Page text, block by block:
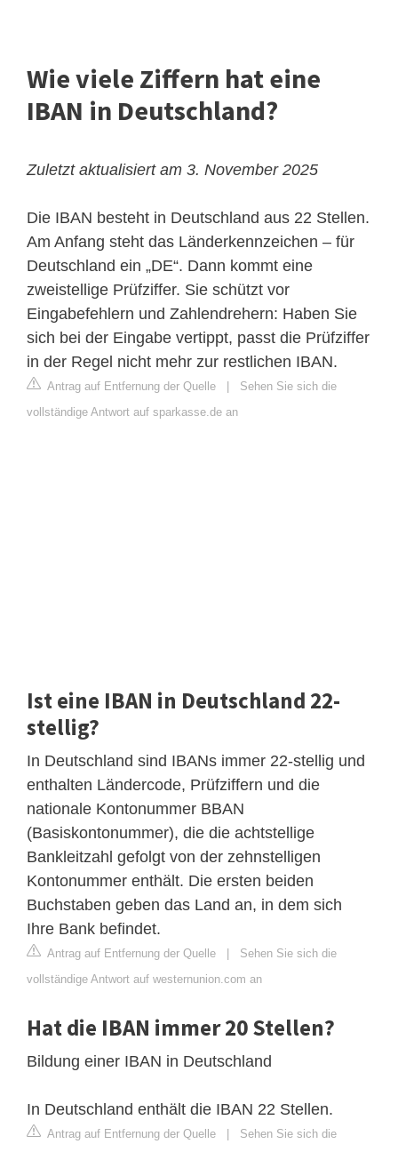
Wie viele Ziffern hat eine
IBAN in Deutschland?
Zuletzt aktualisiert am 3. November 2025
Die IBAN besteht in Deutschland aus 22 Stellen.
Am Anfang steht das Länderkennzeichen – für
Deutschland ein „DE“. Dann kommt eine
zweistellige Prüfziffer. Sie schützt vor
Eingabefehlern und Zahlendrehern: Haben Sie
sich bei der Eingabe vertippt, passt die Prüfziffer
in der Regel nicht mehr zur restlichen IBAN.
Antrag auf Entfernung der Quelle
Sehen Sie sich die
vollständige Antwort auf sparkasse.de an
Ist eine IBAN in Deutschland 22-
stellig?
In Deutschland sind IBANs immer 22-stellig und
enthalten Ländercode, Prüfziffern und die
nationale Kontonummer BBAN
(Basiskontonummer), die die achtstellige
Bankleitzahl gefolgt von der zehnstelligen
Kontonummer enthält. Die ersten beiden
Buchstaben geben das Land an, in dem sich
Ihre Bank befindet.
Antrag auf Entfernung der Quelle
Sehen Sie sich die
vollständige Antwort auf westernunion.com an
Hat die IBAN immer 20 Stellen?
Bildung einer IBAN in Deutschland
In Deutschland enthält die IBAN 22 Stellen.
Antrag auf Entfernung der Quelle
Sehen Sie sich die